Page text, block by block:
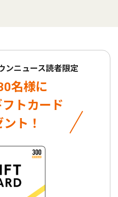
ンニュース読者限定
名様に
トカード
ト！